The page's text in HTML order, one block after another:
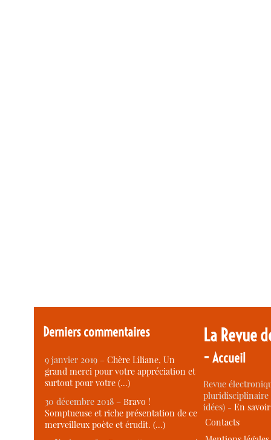
Derniers commentaires
9 janvier 2019 –Chère Liliane, Un
grand merci pour votre appréciation et
surtout pour votre (…)
30 décembre 2018 –Bravo !
Somptueuse et riche présentation de ce
merveilleux poète et érudit. (…)
La Revue
-Accueil
Revue
idées) -En
Contacts